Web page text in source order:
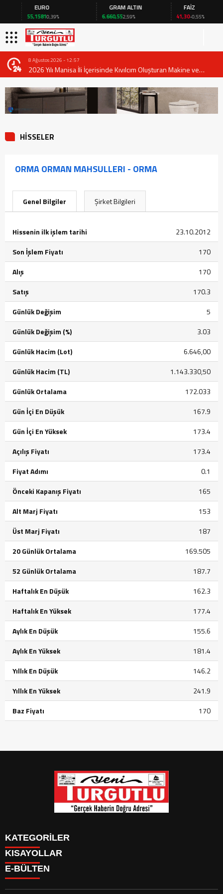
EURO
55,15810,39%
GRAM ALTIN
6.660,552,59%
FAİZ
41,30-0,55%
8 Ağustos 2026 - 12:57
2026 Yılı Manisa İli İçerisinde Kıvılcım Oluşturan Makine ve
Ekipmanların Kullanımında Alınması Gereken Tedbirlere İlişkin
Valilik Genel Emri
HİSSELER
ORMA ORMAN MAHSULLERI - ORMA
Genel Bilgiler Şirket Bilgileri
Hissenin ilk işlem tarihi
23.10.2012
Son İşlem Fiyatı
170
Alış
170
Satış
170.3
Günlük Değişim
5
Günlük Değişim (%)
3.03
Günlük Hacim (Lot)
6.646,00
Günlük Hacim (TL)
1.143.330,50
Günlük Ortalama
172.033
Gün İçi En Düşük
167.9
Gün İçi En Yüksek
173.4
Açılış Fiyatı
173.4
Fiyat Adımı
0.1
Önceki Kapanış Fiyatı
165
Alt Marj Fiyatı
153
Üst Marj Fiyatı
187
20 Günlük Ortalama
169.505
52 Günlük Ortalama
187.7
Haftalık En Düşük
162.3
Haftalık En Yüksek
177.4
Aylık En Düşük
155.6
Aylık En Yüksek
181.4
Yıllık En Düşük
146.2
Yıllık En Yüksek
241.9
Baz Fiyatı
170
KATEGORİLER
GÜNDEM
SİYASET
KISAYOLLAR
GÜNDEM
SİYASET
E-BÜLTEN